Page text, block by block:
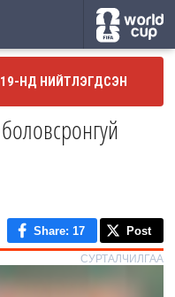
НД НИЙТЛЭГДСЭН
Share: 17 Post
СУРТАЛЧИЛГАА